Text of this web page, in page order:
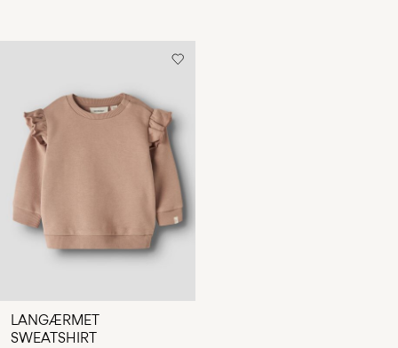
LANGÆRMET
SWEATSHIRT